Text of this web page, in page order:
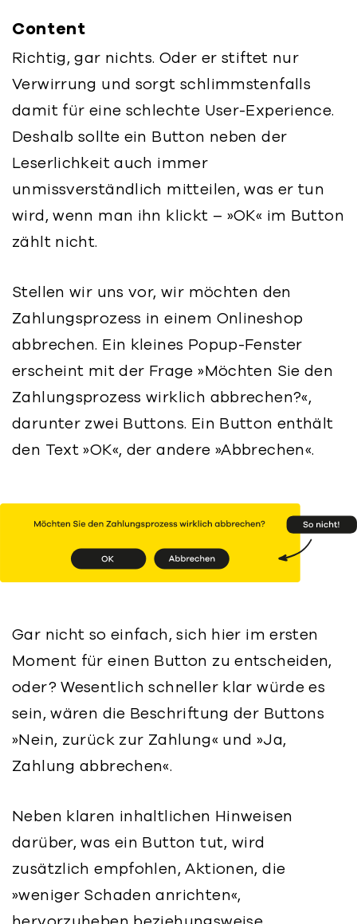
Content
Richtig, gar nichts. Oder er stiftet nur
Verwirrung und sorgt schlimmstenfalls
damit für eine schlechte User-Experience.
Deshalb sollte ein Button neben der
Leserlichkeit auch immer
unmissverständlich mitteilen, was er tun
wird, wenn man ihn klickt – »OK« im Button
zählt nicht.
Stellen wir uns vor, wir möchten den
Zahlungsprozess in einem Onlineshop
abbrechen. Ein kleines Popup-Fenster
erscheint mit der Frage »Möchten Sie den
Zahlungsprozess wirklich abbrechen?«,
darunter zwei Buttons. Ein Button enthält
den Text »OK«, der andere »Abbrechen«.
Gar nicht so einfach, sich hier im ersten
Moment für einen Button zu entscheiden,
oder? Wesentlich schneller klar würde es
sein, wären die Beschriftung der Buttons
»Nein, zurück zur Zahlung« und »Ja,
Zahlung abbrechen«.
Neben klaren inhaltlichen Hinweisen
darüber, was ein Button tut, wird
zusätzlich empfohlen, Aktionen, die
»weniger Schaden anrichten«,